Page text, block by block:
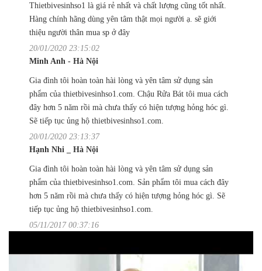
Thietbivesinhso1 là giá rẻ nhất và chất lượng cũng tốt nhất.
Hàng chính hãng dùng yên tâm thật mọi người ạ. sẽ giới
thiệu người thân mua sp ở đây
20/01/2020 23:15:02
Minh Anh - Hà Nội
Gia đình tôi hoàn toàn hài lòng và yên tâm sử dụng sản
phẩm của thietbivesinhso1.com. Chậu Rửa Bát tôi mua cách
đây hơn 5 năm rồi mà chưa thấy có hiện tượng hỏng hóc gì.
Sẽ tiếp tục ủng hộ thietbivesinhso1.com.
20/01/2020 23:13:37
Hạnh Nhi _ Hà Nội
Gia đình tôi hoàn toàn hài lòng và yên tâm sử dụng sản
phẩm của thietbivesinhso1.com. Sản phẩm tôi mua cách đây
hơn 5 năm rồi mà chưa thấy có hiện tượng hỏng hóc gì. Sẽ
tiếp tục ủng hộ thietbivesinhso1.com.
05/11/2017 00:37:16